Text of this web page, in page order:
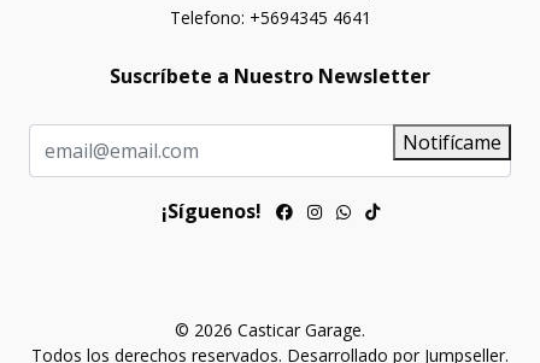
Telefono: +5694345 4641
Suscríbete a Nuestro Newsletter
Notifícame
¡Síguenos!
© 2026 Casticar Garage.
Todos los derechos reservados. Desarrollado por Jumpseller.